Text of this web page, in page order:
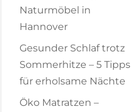
Naturmöbel in
Hannover
Gesunder Schlaf trotz
Sommerhitze – 5 Tipps
für erholsame Nächte
Öko Matratzen –